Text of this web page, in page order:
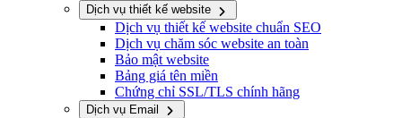
Dịch vụ thiết kế website
Dịch vụ thiết kế website chuẩn SEO
Dịch vụ chăm sóc website an toàn
Bảo mật website
Bảng giá tên miền
Chứng chỉ SSL/TLS chính hãng
Dịch vụ Email